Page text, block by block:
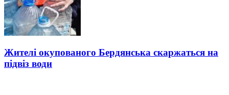
Жителі окупованого Бердянська скаржаться на
підвіз води